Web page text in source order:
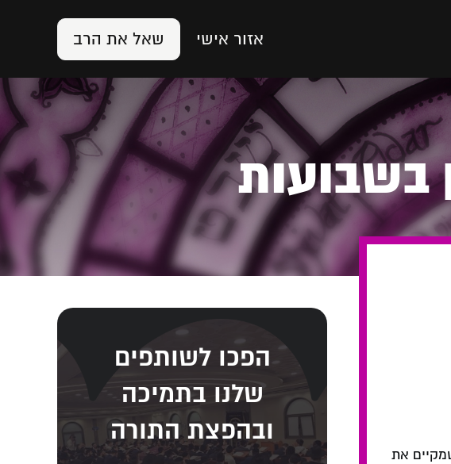
אזור אישי שאל את הרב
בשבועות
את
הפכו לשותפים
שלנו בתמיכה
ובהפצת התורה